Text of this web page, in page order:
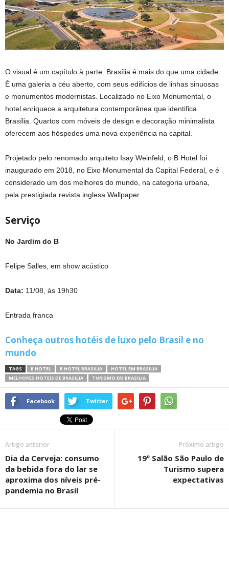
O visual é um capítulo à parte. Brasília é mais do que uma cidade.
É uma galeria a céu aberto, com seus edifícios de linhas sinuosas
e monumentos modernistas. Localizado no Eixo Monumental, o
hotel enriquece a arquitetura contemporânea que identifica
Brasília. Quartos com móveis de design e decoração minimalista
oferecem aos hóspedes uma nova experiência na capital.
Projetado pelo renomado arquiteto Isay Weinfeld, o B Hotel foi
inaugurado em 2018, no Eixo Monumental da Capital Federal, e é
considerado um dos melhores do mundo, na categoria urbana,
pela prestigiada revista inglesa Wallpaper.
Serviço
No Jardim do B
Felipe Salles, em show acústico
Data: 11/08, às 19h30
Entrada franca
Conheça outros hotéis de luxo pelo Brasil e no
mundo
TAGS B HOTEL B HOTEL BRASILIA
HOTEL EM BRASILIA
MELHORES HOTEIS DE BRASILIA
TURISMO EM BRASILIA
Facebook Twitter
Artigo anterior
Dia da Cerveja: consumo
da bebida fora do lar se
aproxima dos níveis pré-
pandemia no Brasil
Próximo artigo
19º Salão São Paulo de
Turismo supera
expectativas